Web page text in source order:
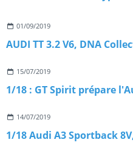
01/09/2019
AUDI TT 3.2 V6, DNA
15/07/2019
1/18 : GT Spirit prépare
14/07/2019
1/18 Audi A3 Sportback